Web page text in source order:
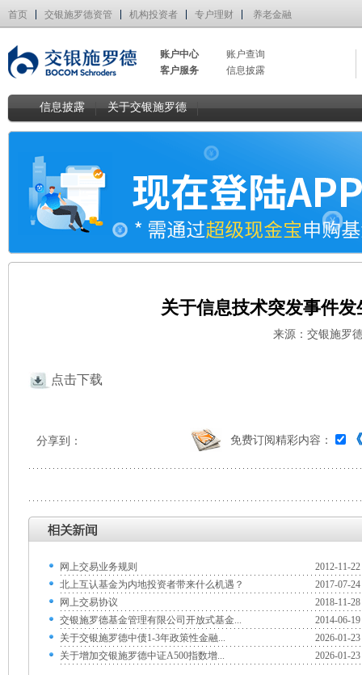
首页 交银施罗德资管 机构投资者 专户理财 养老金融
账户中心
账户查询
客户服务
信息披露
信息披露 关于交银施罗德
关于信息技术突发事件
来源：交银施罗
点击下载
分享到： 免费订阅精彩内容：
2012-11-22
网上交易业务规则
2017-07-24
北上互认基金为内地投资者带来什么机遇？
2018-11-28
网上交易协议
2014-06-19
交银施罗德基金管理有限公司开放式基金...
2026-01-23
关于交银施罗德中债1-3年政策性金融...
2026-01-23
关于增加交银施罗德中证A500指数增...